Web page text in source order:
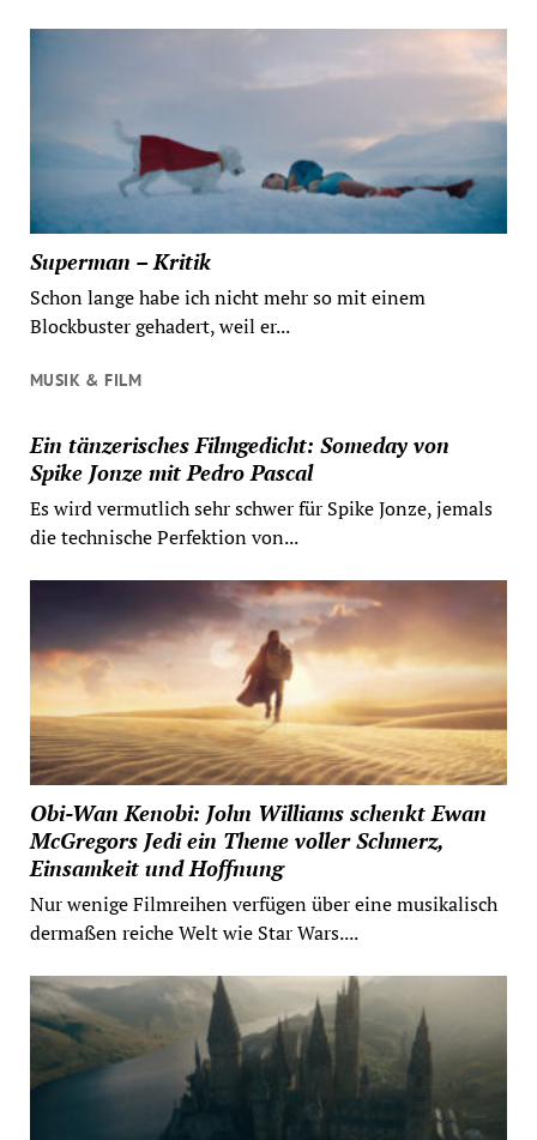
Superman – Kritik
Schon lange habe ich nicht mehr so mit einem
Blockbuster gehadert, weil er...
MUSIK & FILM
Ein tänzerisches Filmgedicht: Someday von
Spike Jonze mit Pedro Pascal
Es wird vermutlich sehr schwer für Spike Jonze, jemals
die technische Perfektion von...
Obi-Wan Kenobi: John Williams schenkt Ewan
McGregors Jedi ein Theme voller Schmerz,
Einsamkeit und Hoffnung
Nur wenige Filmreihen verfügen über eine musikalisch
dermaßen reiche Welt wie Star Wars....